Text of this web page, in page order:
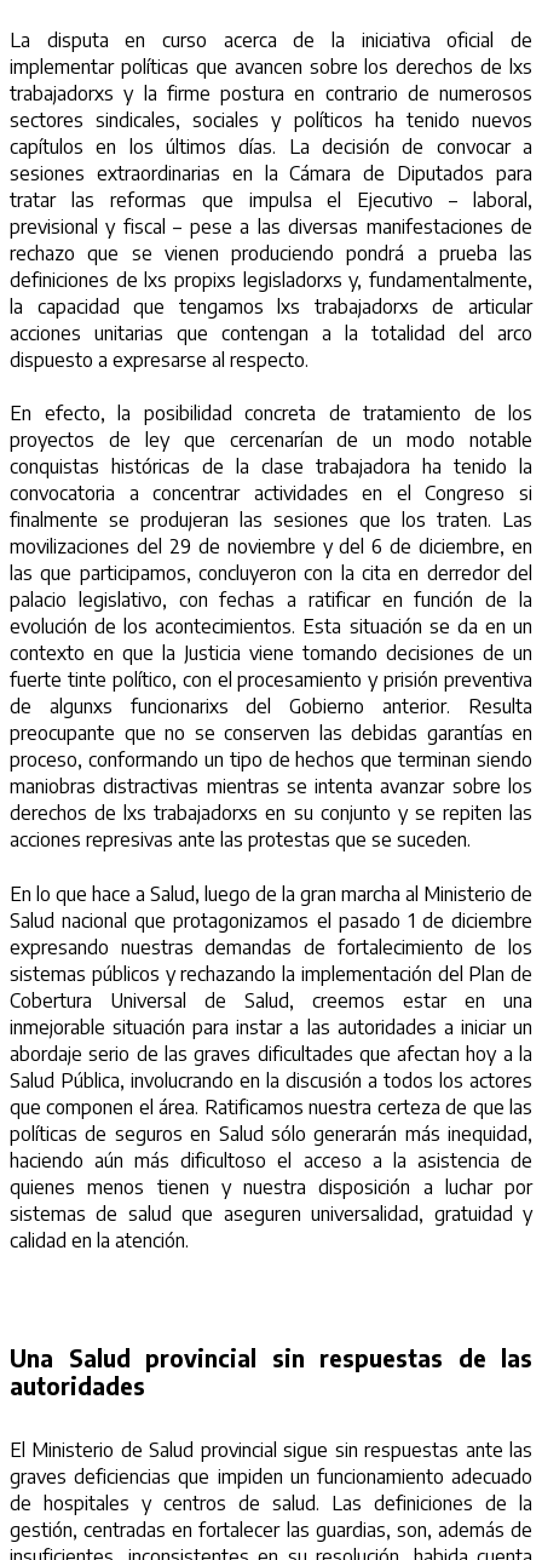
La disputa en curso acerca de la iniciativa oficial de
implementar políticas que avancen sobre los derechos de lxs
trabajadorxs y la firme postura en contrario de numerosos
sectores sindicales, sociales y políticos ha tenido nuevos
capítulos en los últimos días. La decisión de convocar a
sesiones extraordinarias en la Cámara de Diputados para
tratar las reformas que impulsa el Ejecutivo – laboral,
previsional y fiscal – pese a las diversas manifestaciones de
rechazo que se vienen produciendo pondrá a prueba las
definiciones de lxs propixs legisladorxs y, fundamentalmente,
la capacidad que tengamos lxs trabajadorxs de articular
acciones unitarias que contengan a la totalidad del arco
dispuesto a expresarse al respecto.
En efecto, la posibilidad concreta de tratamiento de los
proyectos de ley que cercenarían de un modo notable
conquistas históricas de la clase trabajadora ha tenido la
convocatoria a concentrar actividades en el Congreso si
finalmente se produjeran las sesiones que los traten. Las
movilizaciones del 29 de noviembre y del 6 de diciembre, en
las que participamos, concluyeron con la cita en derredor del
palacio legislativo, con fechas a ratificar en función de la
evolución de los acontecimientos. Esta situación se da en un
contexto en que la Justicia viene tomando decisiones de un
fuerte tinte político, con el procesamiento y prisión preventiva
de algunxs funcionarixs del Gobierno anterior. Resulta
preocupante que no se conserven las debidas garantías en
proceso, conformando un tipo de hechos que terminan siendo
maniobras distractivas mientras se intenta avanzar sobre los
derechos de lxs trabajadorxs en su conjunto y se repiten las
acciones represivas ante las protestas que se suceden.
En lo que hace a Salud, luego de la gran marcha al Ministerio de
Salud nacional que protagonizamos el pasado 1 de diciembre
expresando nuestras demandas de fortalecimiento de los
sistemas públicos y rechazando la implementación del Plan de
Cobertura Universal de Salud, creemos estar en una
inmejorable situación para instar a las autoridades a iniciar un
abordaje serio de las graves dificultades que afectan hoy a la
Salud Pública, involucrando en la discusión a todos los actores
que componen el área. Ratificamos nuestra certeza de que las
políticas de seguros en Salud sólo generarán más inequidad,
haciendo aún más dificultoso el acceso a la asistencia de
quienes menos tienen y nuestra disposición a luchar por
sistemas de salud que aseguren universalidad, gratuidad y
calidad en la atención.
Una Salud provincial sin respuestas de las
autoridades
El Ministerio de Salud provincial sigue sin respuestas ante las
graves deficiencias que impiden un funcionamiento adecuado
de hospitales y centros de salud. Las definiciones de la
gestión, centradas en fortalecer las guardias, son, además de